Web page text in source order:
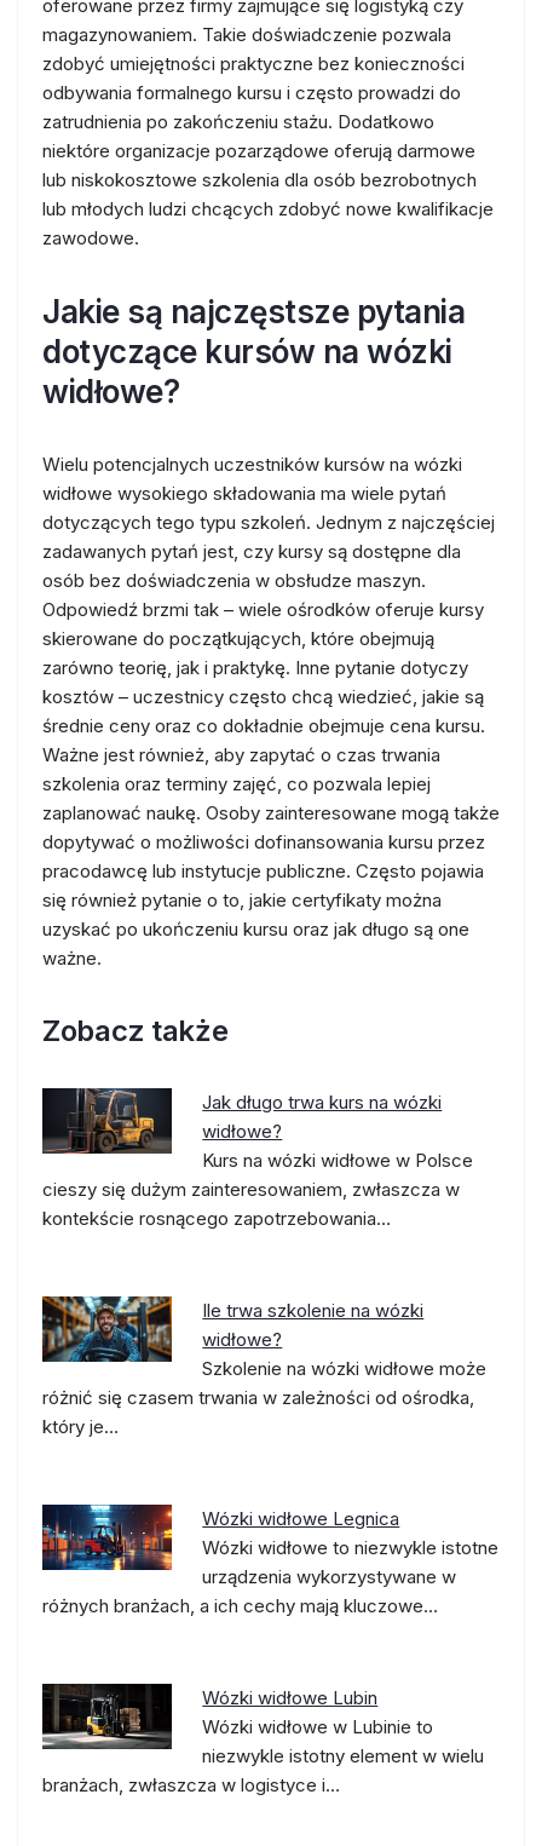
oferowane przez firmy zajmujące się logistyką czy
magazynowaniem. Takie doświadczenie pozwala
zdobyć umiejętności praktyczne bez konieczności
odbywania formalnego kursu i często prowadzi do
zatrudnienia po zakończeniu stażu. Dodatkowo
niektóre organizacje pozarządowe oferują darmowe
lub niskokosztowe szkolenia dla osób bezrobotnych
lub młodych ludzi chcących zdobyć nowe kwalifikacje
zawodowe.
Jakie są najczęstsze pytania
dotyczące kursów na wózki
widłowe?
Wielu potencjalnych uczestników kursów na wózki
widłowe wysokiego składowania ma wiele pytań
dotyczących tego typu szkoleń. Jednym z najczęściej
zadawanych pytań jest, czy kursy są dostępne dla
osób bez doświadczenia w obsłudze maszyn.
Odpowiedź brzmi tak – wiele ośrodków oferuje kursy
skierowane do początkujących, które obejmują
zarówno teorię, jak i praktykę. Inne pytanie dotyczy
kosztów – uczestnicy często chcą wiedzieć, jakie są
średnie ceny oraz co dokładnie obejmuje cena kursu.
Ważne jest również, aby zapytać o czas trwania
szkolenia oraz terminy zajęć, co pozwala lepiej
zaplanować naukę. Osoby zainteresowane mogą także
dopytywać o możliwości dofinansowania kursu przez
pracodawcę lub instytucje publiczne. Często pojawia
się również pytanie o to, jakie certyfikaty można
uzyskać po ukończeniu kursu oraz jak długo są one
ważne.
Zobacz także
Jak długo trwa kurs na wózki
widłowe?
Kurs na wózki widłowe w Polsce
cieszy się dużym zainteresowaniem, zwłaszcza w
kontekście rosnącego zapotrzebowania…
Ile trwa szkolenie na wózki
widłowe?
Szkolenie na wózki widłowe może
różnić się czasem trwania w zależności od ośrodka,
który je…
Wózki widłowe Legnica
Wózki widłowe to niezwykle istotne
urządzenia wykorzystywane w
różnych branżach, a ich cechy mają kluczowe…
Wózki widłowe Lubin
Wózki widłowe w Lubinie to
niezwykle istotny element w wielu
branżach, zwłaszcza w logistyce i…